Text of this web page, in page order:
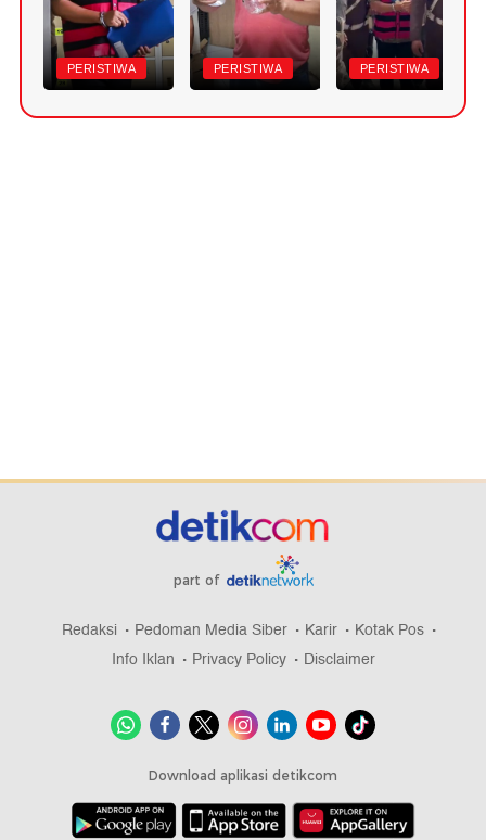
PERISTIWA PERISTIWA PERISTIWA
part of
Redaksi Pedoman Media Siber Karir
Kotak Pos
Info Iklan
Privacy Policy Disclaimer
Download aplikasi detikcom